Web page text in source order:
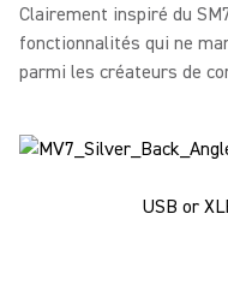
Clairement inspiré du
fonctionnalités qui ne
parmi les créateurs de
USB or